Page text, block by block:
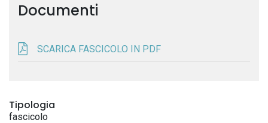
Documenti
SCARICA FASCICOLO IN PDF
Tipologia
fascicolo